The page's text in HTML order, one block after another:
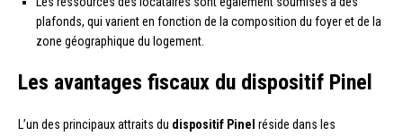
plafonds, qui varient en fonction de la composition du foyer et de la
zone géographique du logement.
Les avantages fiscaux du dispositif Pinel
L’un des principaux attraits du dispositif Pinel réside dans les